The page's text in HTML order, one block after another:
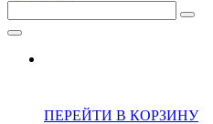
ПЕРЕЙТИ В КОРЗИНУ